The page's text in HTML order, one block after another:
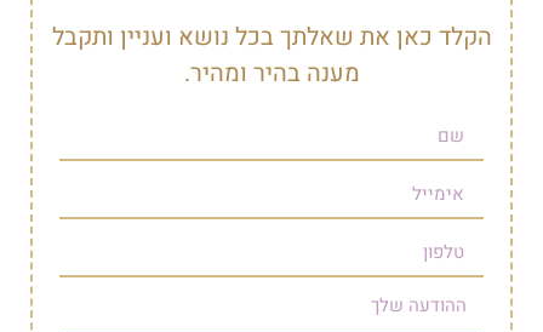
הקלד כאן את שאלתך בכל נושא ועניין ותקבל
מענה בהיר ומהיר.